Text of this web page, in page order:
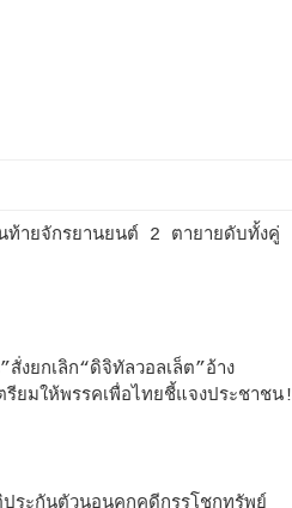
นท้ายจักรยานยนต์ 2 ตายายดับทั้งคู่
งยกเลิก“ดิจิทัลวอลเล็ต”อ้าง
รียมให้พรรคเพื่อไทยชี้แจงประชาชน!
ระกันตัวนอนคุกคดีกรรโชกทรัพย์